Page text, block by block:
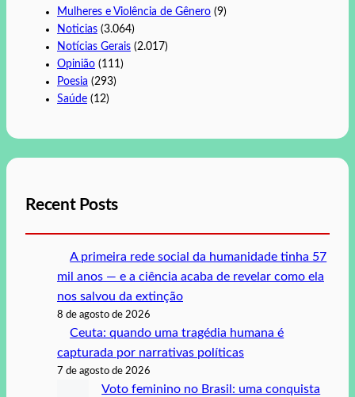
Mulheres e Violência de Gênero (9)
Noticias (3.064)
Notícias Gerais (2.017)
Opinião (111)
Poesia (293)
Saúde (12)
Recent Posts
A primeira rede social da humanidade tinha 57
mil anos — e a ciência acaba de revelar como ela
nos salvou da extinção
8 de agosto de 2026
Ceuta: quando uma tragédia humana é
capturada por narrativas políticas
7 de agosto de 2026
Voto feminino no Brasil: uma conquista